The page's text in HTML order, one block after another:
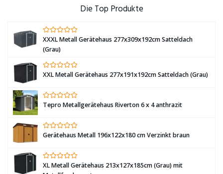
Die Top Produkte
XXXL Metall Gerätehaus 277x309x192cm Satteldach
(Grau)
XXL Metall Gerätehaus 277x191x192cm Satteldach (Grau)
Tepro Metallgerätehaus Riverton 6 x 4 anthrazit
Gerätehaus Metall 196x122x180 cm Verzinkt braun
XL Metall Gerätehaus 213x127x185cm (Grau) mit